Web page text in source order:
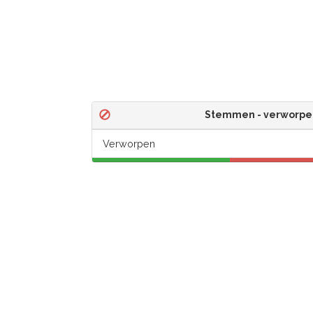
Stemmen -
Verworpen